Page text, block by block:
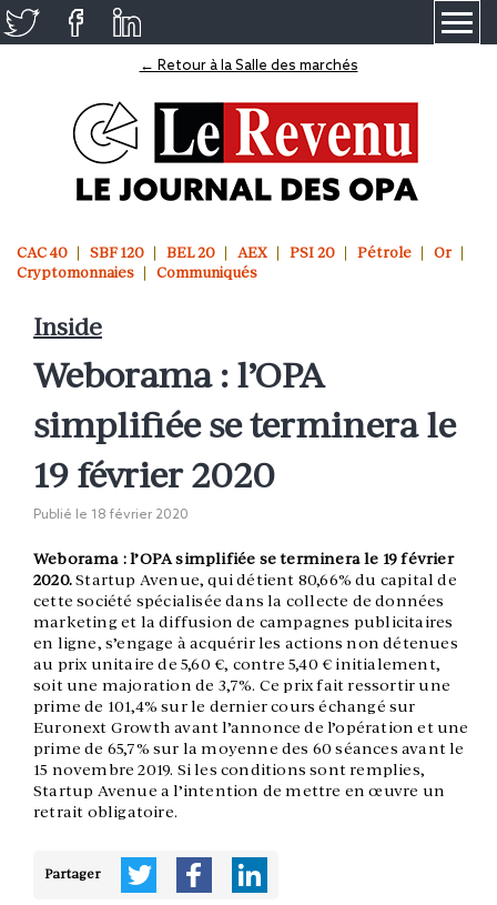
← Retour à la Salle des marchés
CAC 40 SBF 120 BEL 20 AEX PSI 20 Pétrole
Or
Cryptomonnaies
Communiqués
Inside
Weborama : l’OPA
simplifiée se terminera le
19 février 2020
Publié le 18 février 2020
Weborama : l’OPA simplifiée se terminera le 19 février
2020.Startup Avenue, qui détient 80,66% du capital de
cette société spécialisée dans la collecte de données
marketing et la diffusion de campagnes publicitaires
en ligne, s’engage à acquérir les actions non détenues
au prix unitaire de 5,60 €, contre 5,40 € initialement,
soit une majoration de 3,7%. Ce prix fait ressortir une
prime de 101,4% sur le dernier cours échangé sur
Euronext Growth avant l’annonce de l’opération et une
prime de 65,7% sur la moyenne des 60 séances avant le
15 novembre 2019. Si les conditions sont remplies,
Startup Avenue a l’intention de mettre en œuvre un
retrait obligatoire.
Partager